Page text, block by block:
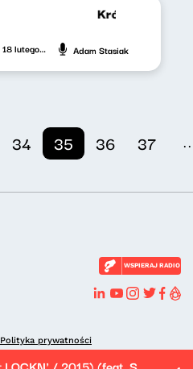
Krótkie
18 lutego 2023 Adam Stasiak
34 35 36 37
WSPIERAJ RADIO
Polityka prywatności